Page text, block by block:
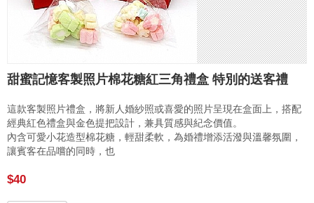
甜蜜記憶客製照片棉花糖紅三角禮盒 特別的送客禮
這款客製照片禮盒，將新人婚紗照或喜愛的照片呈現在盒面上，搭配
經典紅色禮盒與金色提把設計，兼具質感與紀念價值。
內含可愛小花造型棉花糖，輕甜柔軟，為婚禮增添活潑與溫馨氛圍，
讓賓客在品嚐的同時，也
$40